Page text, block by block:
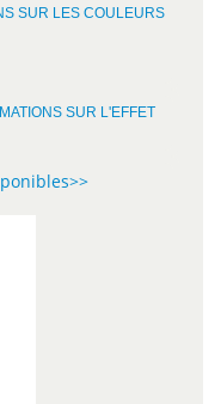
SUR LES COULEURS
SUR L'EFFET